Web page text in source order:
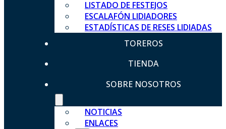
LISTADO DE FESTEJOS
ESCALAFÓN LIDIADORES
ESTADÍSTICAS DE RESES LIDIADAS
TOREROS
TIENDA
SOBRE NOSOTROS
NOTICIAS
ENLACES